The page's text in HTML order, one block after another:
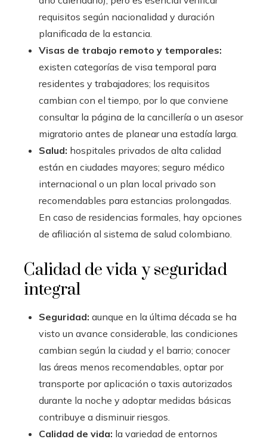
requisitos según nacionalidad y duración
planificada de la estancia.
Visas de trabajo remoto y temporales:
existen categorías de visa temporal para
residentes y trabajadores; los requisitos
cambian con el tiempo, por lo que conviene
consultar la página de la cancillería o un asesor
migratorio antes de planear una estadía larga.
Salud: hospitales privados de alta calidad
están en ciudades mayores; seguro médico
internacional o un plan local privado son
recomendables para estancias prolongadas.
En caso de residencias formales, hay opciones
de afiliación al sistema de salud colombiano.
Calidad de vida y seguridad
integral
Seguridad: aunque en la última década se ha
visto un avance considerable, las condiciones
cambian según la ciudad y el barrio; conocer
las áreas menos recomendables, optar por
transporte por aplicación o taxis autorizados
durante la noche y adoptar medidas básicas
contribuye a disminuir riesgos.
Calidad de vida: la variedad de entornos